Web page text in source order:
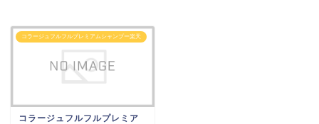
コラージュフルフルプレミアムシャンプー楽天
コラージュフルフルプレミア